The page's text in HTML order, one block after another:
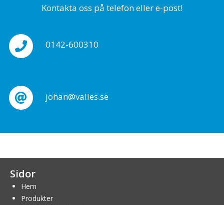
Kontakta oss på telefon eller e-post!
0142-600310
johan@valles.se
Sidor
Hem
Produkter